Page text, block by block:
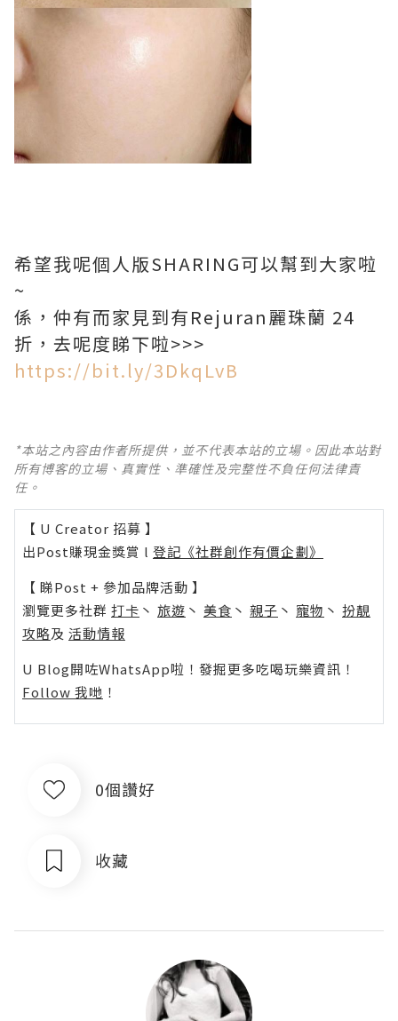
希望我呢個人版SHARING可以幫到大家啦
~
係，仲有而家見到有Rejuran麗珠蘭 24
折，去呢度睇下啦>>>
https://bit.ly/3DkqLvB
*本站之內容由作者所提供，並不代表本站的立場。因此本站對
所有博客的立場、真實性、準確性及完整性不負任何法律責
任。
【 U Creator 招募 】
出Post賺現金獎賞 l 登記《社群創作有價企劃》
【 睇Post + 參加品牌活動 】
瀏覽更多社群 打卡 丶 旅遊 丶 美食 丶 親子 丶 寵物 丶 扮靚
攻略及 活動情報
U Blog開咗WhatsApp啦！發掘更多吃喝玩樂資訊！
Follow 我哋 ！
0個讚好
收藏